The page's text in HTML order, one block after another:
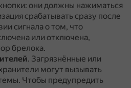
они должны нажиматься
срабатывать сразу после
сигнала о том, что
или отключена,
брелока.
. Загрязнённые или
могут вызывать
Чтобы предупредить